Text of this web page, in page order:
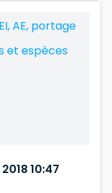
AE, portage
et espèces
10:47